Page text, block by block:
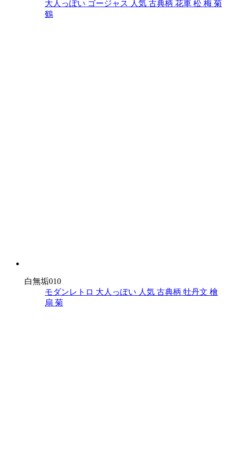
大人っぽい ゴージャス 人気 古典柄 花車 松 梅 菊
鶴
白無垢010
モダンレトロ 大人っぽい 人気 古典柄 牡丹文 檜
扇 菊